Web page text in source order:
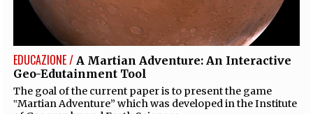
EXTRA
RUBRICHE LIBRI PROCEEDINGS PUBBLICITÀ CONTATTI
SOCIAL MEDIA
EDUCAZIONE / A Martian Adventure: An Interactive
Geo-Edutainment Tool
The goal of the current paper is to present the game
‟Martian Adventure” which was developed in the Institute